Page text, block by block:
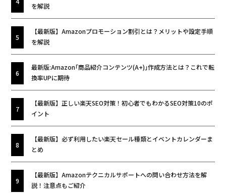
を解説
【最新版】Amazonプロモーション割引とは？メリットや設定手順
を解説
最新版:Amazon｢商品紹介コンテンツ(A+)｣作成方法とは？これで転
換率UPに期待
【最新版】正しい楽天SEO対策！初心者でもわかるSEO対策10のポ
イント
【最新版】必ず利用したい楽天セール種類とイベントカレンダーま
とめ
【最新版】Amazonテクニカルサポートへの問い合わせ方法を解
説！注意点もご紹介